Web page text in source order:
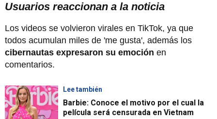
Usuarios reaccionan a la noticia
Los videos se volvieron virales en TikTok, ya que
todos acumulan miles de 'me gusta', además los
cibernautas expresaron su emoción en
comentarios.
Lee también
Barbie: Conoce el motivo por el cual la
película será censurada en Vietnam